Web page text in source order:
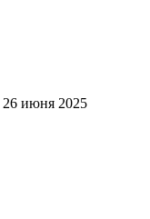
26 июня 2025